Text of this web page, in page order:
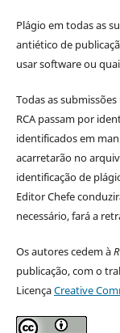
Plágio em todas as
antiético de
usar software ou
Todas as
RCA passam por
identificados em
acarretarão no
identificação de
Editor Chefe
necessário, fará a
Os autores cedem à
publicação, com o
LicençaCreative